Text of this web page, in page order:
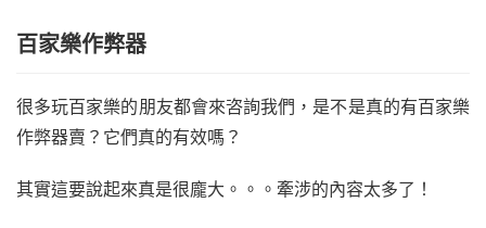
百家樂作弊器
很多玩百家樂的朋友都會來咨詢我們，是不是真的有百家樂
作弊器賣？它們真的有效嗎？
其實這要說起來真是很龐大。。。牽涉的內容太多了！